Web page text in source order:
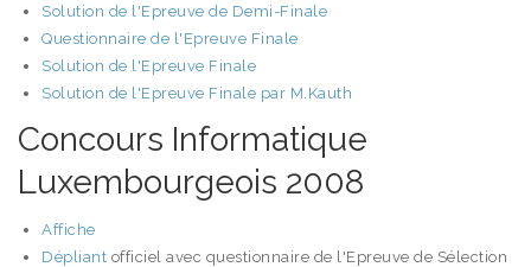
Solution de l'Epreuve de Demi-Finale
Questionnaire de l'Epreuve Finale
Solution de l'Epreuve Finale
Solution de l'Epreuve Finale par M.Kauth
Concours Informatique
Luxembourgeois 2008
Affiche
Dépliant officiel avec questionnaire de l'Epreuve de Sélection